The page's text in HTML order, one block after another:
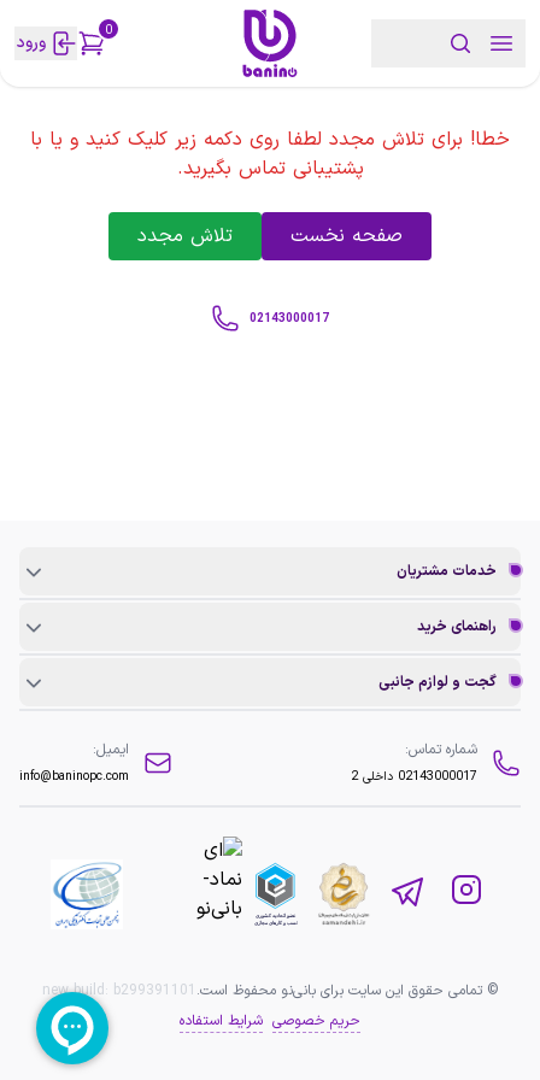
0 ورود
خطا! برای تلاش مجدد لطفا روی دکمه زیر کلیک کنید و یا با
پشتیبانی تماس بگیرید.
صفحه نخست تلاش مجدد
02143000017
خدمات مشتریان
راهنمای خرید
گجت و لوازم جانبی
شماره تماس:
02143000017 داخلی 2
ایمیل:
info@baninopc.com
© تمامی حقوق این سایت برای بانی‌نو محفوظ است. new build: b299391101
حریم خصوصی شرایط استفاده